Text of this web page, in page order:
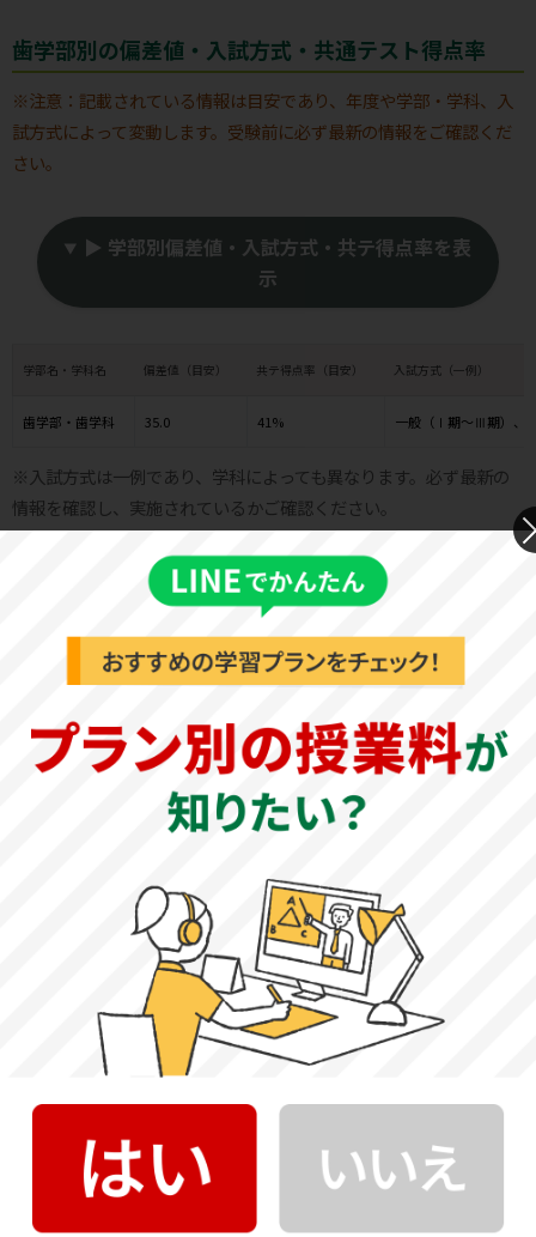
歯学部別の偏差値・入試方式・共通テスト得点率
※注意：記載されている情報は目安であり、年度や学部・学科、入
試方式によって変動します。受験前に必ず最新の情報をご確認くだ
さい。
▶ 学部別偏差値・入試方式・共テ得点率を表
示
学部名・学科名 偏差値（目安） 共テ得点率（目安） 入試方式（一例）
歯学部・歯学科 35.0 41% 一般（Ⅰ期～Ⅲ期）、
※入試方式は一例であり、学科によっても異なります。必ず最新の
情報を確認し、実施されているかご確認ください。
松本歯科大学 基本情報
公式サイト
松本歯科大学 公式サイト
教育理念（建学の精神）
「良き歯科医師となる前に良き人間たれ」という教育方針
をモットーに、人間の尊厳を重んじる豊かな情操と自治の
精神を培い、深い探究心を持って真理と科学の発展に尽く
大学の特徴
松本歯科大学は、歯科医師として必要な知識・技術・姿勢